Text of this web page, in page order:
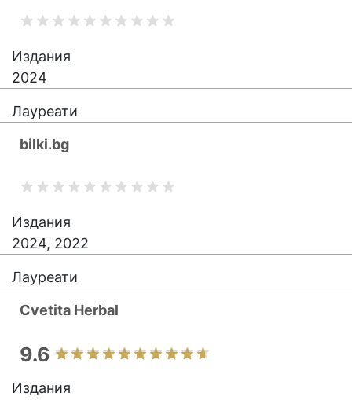
Издания
2024
Лауреати
bilki.bg
Издания
2024, 2022
Лауреати
Cvetita Herbal
9.6
Издания